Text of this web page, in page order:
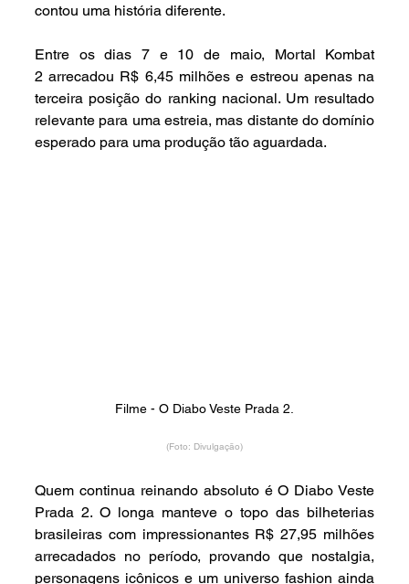
contou uma história diferente.
Entre os dias 7 e 10 de maio, Mortal Kombat
2 arrecadou R$ 6,45 milhões e estreou apenas na
terceira posição do ranking nacional. Um resultado
relevante para uma estreia, mas distante do domínio
esperado para uma produção tão aguardada.
Filme - O Diabo Veste Prada 2.
(Foto: Divulgação)
Quem continua reinando absoluto é O Diabo Veste
Prada 2. O longa manteve o topo das bilheterias
brasileiras com impressionantes R$ 27,95 milhões
arrecadados no período, provando que nostalgia,
personagens icônicos e um universo fashion ainda